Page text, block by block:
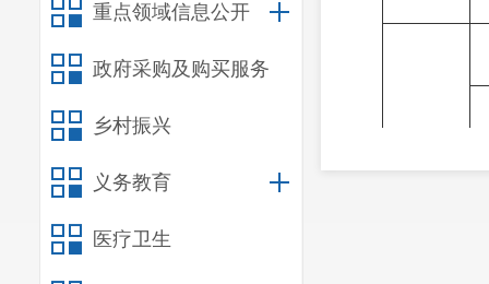
重点领域信息公开
政府采购及购买服务
乡村振兴
义务教育
医疗卫生